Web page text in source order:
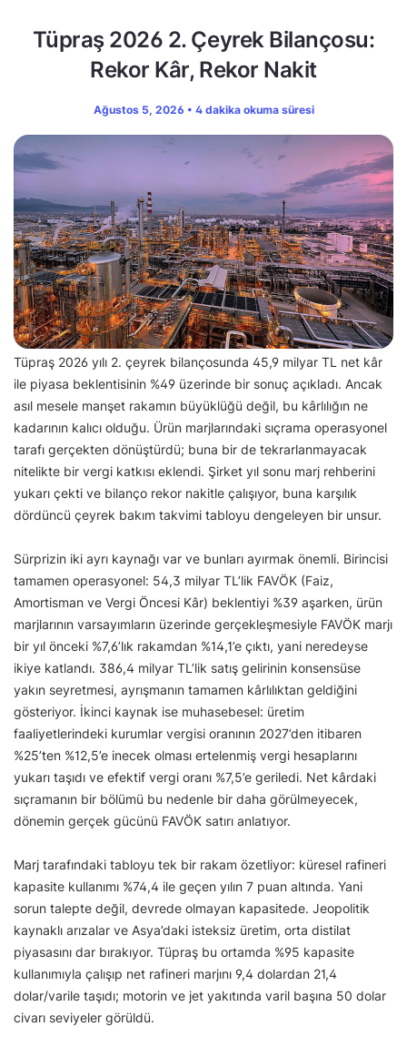
Tüpraş 2026 2. Çeyrek Bilançosu:
Rekor Kâr, Rekor Nakit
Ağustos 5, 2026 • 4 dakika okuma süresi
Tüpraş 2026 yılı 2. çeyrek bilançosunda 45,9 milyar TL net kâr
ile piyasa beklentisinin %49 üzerinde bir sonuç açıkladı. Ancak
asıl mesele manşet rakamın büyüklüğü değil, bu kârlılığın ne
kadarının kalıcı olduğu. Ürün marjlarındaki sıçrama operasyonel
tarafı gerçekten dönüştürdü; buna bir de tekrarlanmayacak
nitelikte bir vergi katkısı eklendi. Şirket yıl sonu marj rehberini
yukarı çekti ve bilanço rekor nakitle çalışıyor, buna karşılık
dördüncü çeyrek bakım takvimi tabloyu dengeleyen bir unsur.
Sürprizin iki ayrı kaynağı var ve bunları ayırmak önemli. Birincisi
tamamen operasyonel: 54,3 milyar TL’lik FAVÖK (Faiz,
Amortisman ve Vergi Öncesi Kâr) beklentiyi %39 aşarken, ürün
marjlarının varsayımların üzerinde gerçekleşmesiyle FAVÖK marjı
bir yıl önceki %7,6’lık rakamdan %14,1’e çıktı, yani neredeyse
ikiye katlandı. 386,4 milyar TL’lik satış gelirinin konsensüse
yakın seyretmesi, ayrışmanın tamamen kârlılıktan geldiğini
gösteriyor. İkinci kaynak ise muhasebesel: üretim
faaliyetlerindeki kurumlar vergisi oranının 2027’den itibaren
%25’ten %12,5’e inecek olması ertelenmiş vergi hesaplarını
yukarı taşıdı ve efektif vergi oranı %7,5’e geriledi. Net kârdaki
sıçramanın bir bölümü bu nedenle bir daha görülmeyecek,
dönemin gerçek gücünü FAVÖK satırı anlatıyor.
Marj tarafındaki tabloyu tek bir rakam özetliyor: küresel rafineri
kapasite kullanımı %74,4 ile geçen yılın 7 puan altında. Yani
sorun talepte değil, devrede olmayan kapasitede. Jeopolitik
kaynaklı arızalar ve Asya’daki isteksiz üretim, orta distilat
piyasasını dar bırakıyor. Tüpraş bu ortamda %95 kapasite
kullanımıyla çalışıp net rafineri marjını 9,4 dolardan 21,4
dolar/varile taşıdı; motorin ve jet yakıtında varil başına 50 dolar
civarı seviyeler görüldü.